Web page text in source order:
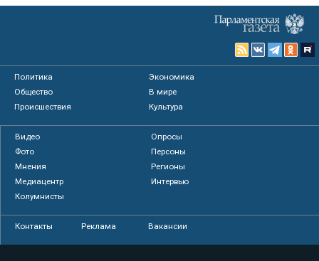
Политика
Экономика
Общество
В мире
Происшествия
Культура
Видео
Опросы
Фото
Персоны
Мнения
Регионы
Медиацентр
Интервью
Колумнисты
Контакты Реклама Вакансии